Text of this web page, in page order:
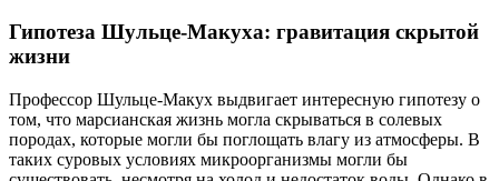
Гипотеза Шульце-Макуха: гравитация скрытой
жизни
Профессор Шульце-Макух выдвигает интересную гипотезу о
том, что марсианская жизнь могла скрываться в солевых
породах, которые могли бы поглощать влагу из атмосферы. В
таких суровых условиях микроорганизмы могли бы